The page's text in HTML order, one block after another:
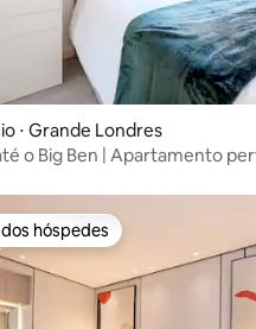
⋅ Grande Londres
o Big Ben | Apartamento
hóspedes
hóspedes